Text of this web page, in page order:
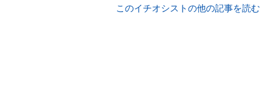
インフルエンサーが実際に使用してレビューしています。毎日トレン
このイチオシストの他の記事を読む